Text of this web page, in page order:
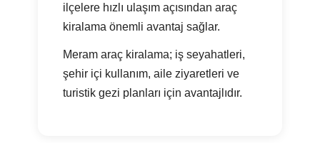
ilçelere hızlı ulaşım açısından araç
kiralama önemli avantaj sağlar.
Meram araç kiralama; iş seyahatleri,
şehir içi kullanım, aile ziyaretleri ve
turistik gezi planları için avantajlıdır.